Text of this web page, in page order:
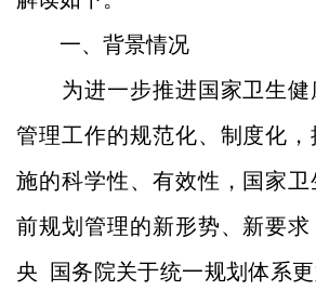
一、背景情况
为进一步推进国家卫生健
管理工作的规范化、制度化
施的科学性、有效性，国家卫
前规划管理的新形势、新要
央 国务院关于统一规划体系